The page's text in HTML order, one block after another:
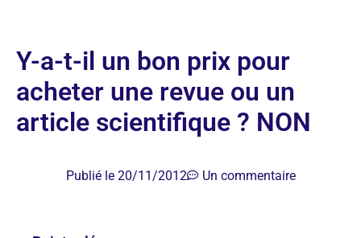
Y-a-t-il un bon prix pour
acheter une revue ou un
article scientifique ? NON
Publié le 20/11/2012 Un commentaire